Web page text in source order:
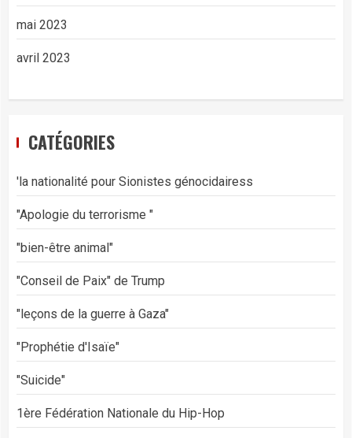
mai 2023
avril 2023
CATÉGORIES
'la nationalité pour Sionistes génocidairess
"Apologie du terrorisme "
"bien-être animal"
"Conseil de Paix" de Trump
"leçons de la guerre à Gaza"
"Prophétie d'Isaïe"
"Suicide"
1ère Fédération Nationale du Hip-Hop